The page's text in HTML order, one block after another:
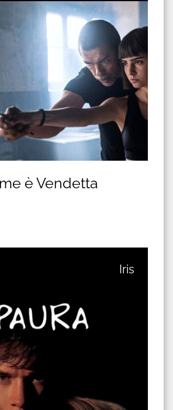
è Vendetta
Iris